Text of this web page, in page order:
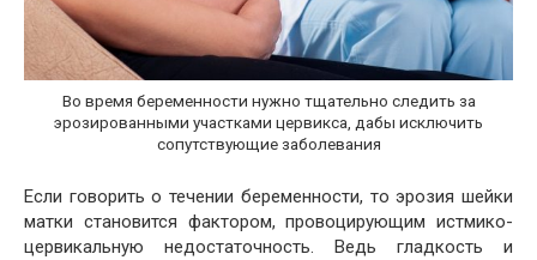
Во время беременности нужно тщательно следить за
эрозированными участками цервикса, дабы исключить
сопутствующие заболевания
Если говорить о течении беременности, то эрозия шейки
матки становится фактором, провоцирующим истмико-
цервикальную недостаточность. Ведь гладкость и